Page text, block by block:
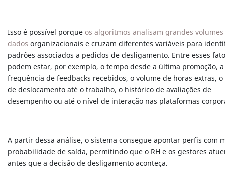
Isso é possível porque os algoritmos analisam grandes
dados organizacionais e cruzam diferentes variáveis para
padrões associados a pedidos de desligamento. Entre esses
podem estar, por exemplo, o tempo desde a última promoção, a
frequência de feedbacks recebidos, o volume de horas extras,
de deslocamento até o trabalho, o histórico de avaliações de
desempenho ou até o nível de interação nas plataformas
A partir dessa análise, o sistema consegue apontar perfis com
probabilidade de saída, permitindo que o RH e os gestores
antes que a decisão de desligamento aconteça.